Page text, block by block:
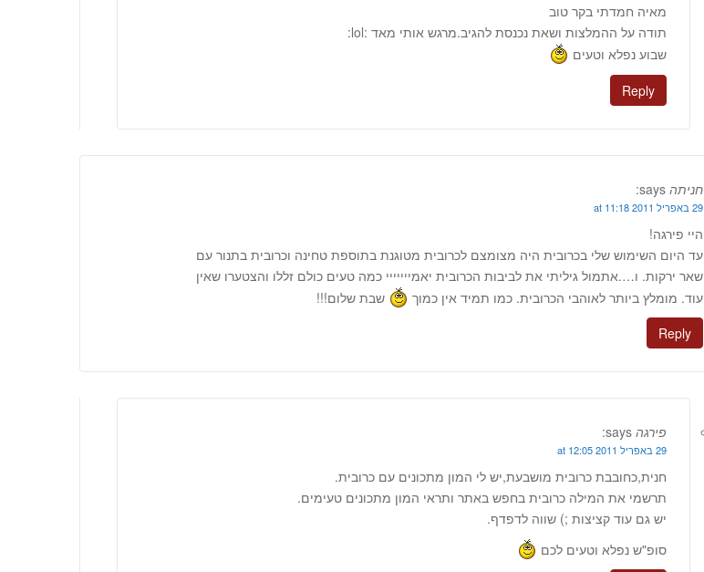
מאיה חמדתי בקר טוב
תודה על ההמלצות ושאת נכנסת להגיב.מרגש אותי מאד :lol:
שבוע נפלא וטעים
Reply
חניתה says:
29 באפריל 2011 at 11:18
היי פירגה!
עד היום השימוש שלי בכרובית היה מצומצם לכרובית מטוגנת בתוספת טחינה וכרובית בתנור עם
שאר ירקות. ו….אתמול גיליתי את לביבות הכרובית יאמייייייי כמה טעים כולם זללו והצטערו שאין
עוד. מומלץ ביותר לאוהבי הכרובית. כמו תמיד אין כמוך
שבת שלום!!!
Reply
פירגה says:
29 באפריל 2011 at 12:05
חנית,כחובבת כרובית מושבעת,יש לי המון מתכונים עם כרובית.
תרשמי את המילה כרובית בחפש באתר ותראי המון מתכונים טעימים.
יש גם עוד קציצות ;) שווה לדפדף.
סופ"ש נפלא וטעים לכם